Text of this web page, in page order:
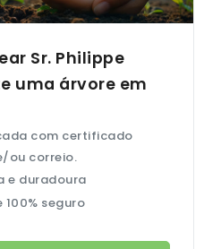
Sr. Philippe
uma árvore em
com certificado
ou correio.
e duradoura
seguro